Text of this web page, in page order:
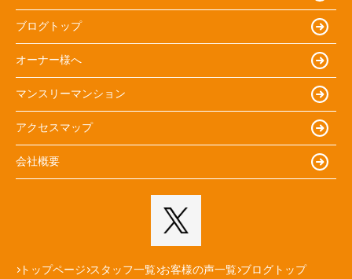
ブログトップ
オーナー様へ
マンスリーマンション
アクセスマップ
会社概要
トップページ スタッフ一覧 お客様の声一覧 ブログトップ